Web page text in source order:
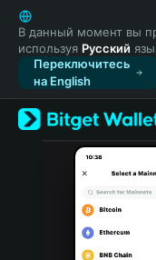
English
日本語
Tiếng Việt
Русский
Español
Türkçe
Italiano
Português (Portugal)
В данный момент вы
используя Русский
Переключитесь
на English